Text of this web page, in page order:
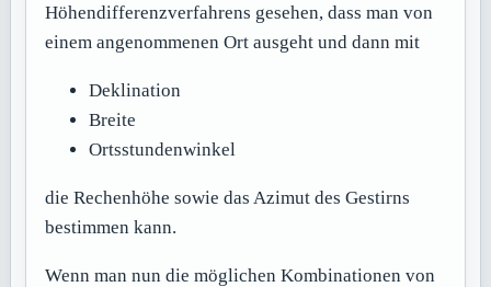
Höhendifferenzverfahrens gesehen, dass man von
einem angenommenen Ort ausgeht und dann mit
Deklination
Breite
Ortsstundenwinkel
die Rechenhöhe sowie das Azimut des Gestirns
bestimmen kann.
Wenn man nun die möglichen Kombinationen von